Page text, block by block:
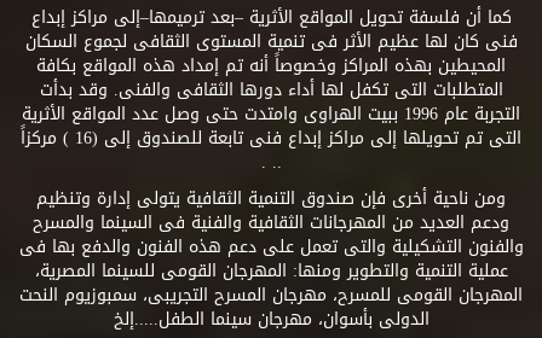
كما أن فلسفة تحويل المواقع الأثرية –بعد ترميمها–إلى مراكز إبداع
فنى كان لها عظيم الأثر فى تنمية المستوى الثقافى لجموع السكان
المحيطين بهذه المراكز وخصوصاً أنه تم إمداد هذه المواقع بكافة
المتطلبات التى تكفل لها أداء دورها الثقافى والفنى. وقد بدأت
التجربة عام 1996 ببيت الهراوى وامتدت حتى وصل عدد المواقع الأثرية
التى تم تحويلها إلى مراكز إبداع فنى تابعة للصندوق إلى (16 ) مركزاً
.. .
ومن ناحية أخرى فإن صندوق التنمية الثقافية يتولى إدارة وتنظيم
ودعم العديد من المهرجانات الثقافية والفنية فى السينما والمسرح
والفنون التشكيلية والتى تعمل على دعم هذه الفنون والدفع بها فى
عملية التنمية والتطوير ومنها: المهرجان القومى للسينما المصرية،
المهرجان القومى للمسرح، مهرجان المسرح التجريبى، سمبوزيوم النحت
الدولى بأسوان، مهرجان سينما الطفل.....إلخ